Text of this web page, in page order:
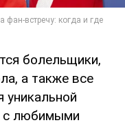
болельщики,
а также все
с любимыми